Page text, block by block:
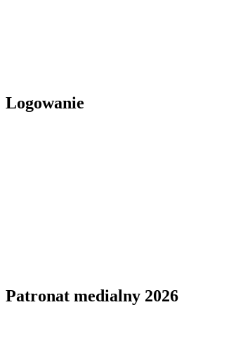
Logowanie
Patronat medialny 2026